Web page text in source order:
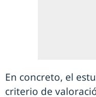
En concreto, el
criterio de